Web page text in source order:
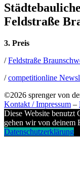
Feldstraße
3. Preis
/Feldstraße
/competitionline
©2026 sprenger von
Kontakt / Impressum –
Diese Website benutzt
gehen wir von deinem
Datenschutzerklärung